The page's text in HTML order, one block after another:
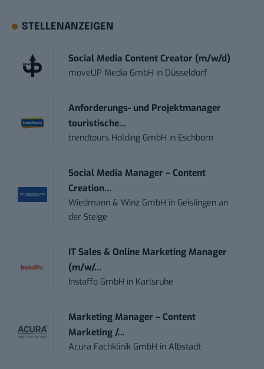
STELLENANZEIGEN
Social Media Content Creator (m/w/d)
moveUP Media GmbH in Düsseldorf
Anforderungs- und Projektmanager
touristische...
trendtours Holding GmbH in Eschborn
Social Media Manager – Content
Creation...
Wiedmann & Winz GmbH in Geislingen an
der Steige
IT Sales & Online Marketing Manager
(m/w/...
Instaffo GmbH in Karlsruhe
Marketing Manager – Content
Marketing /...
Acura Fachklinik GmbH inAlbstadt